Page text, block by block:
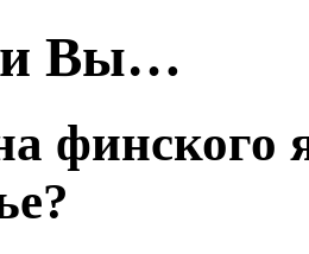
Вы…